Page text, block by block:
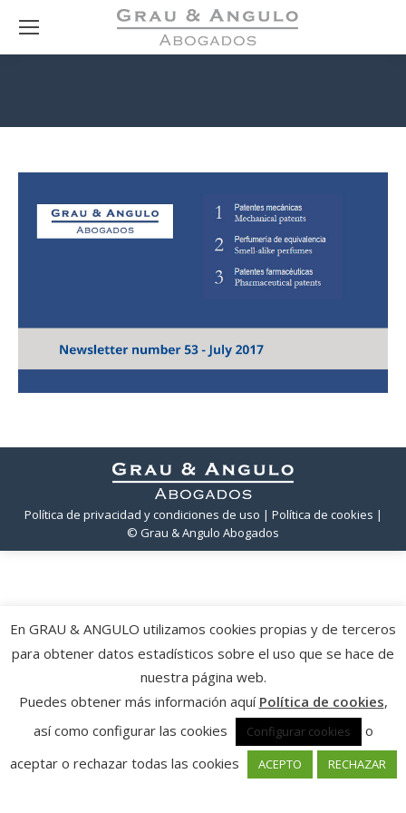
Política de privacidad y condiciones de uso | Política de cookies |
© Grau & Angulo Abogados
En GRAU & ANGULO utilizamos cookies propias y de terceros
para obtener datos estadísticos sobre el uso que se hace de
nuestra página web.
Puedes obtener más información aquí Política de cookies,
así como configurar las cookies
Configurar cookies
o
aceptar o rechazar todas las cookies
ACEPTO RECHAZAR